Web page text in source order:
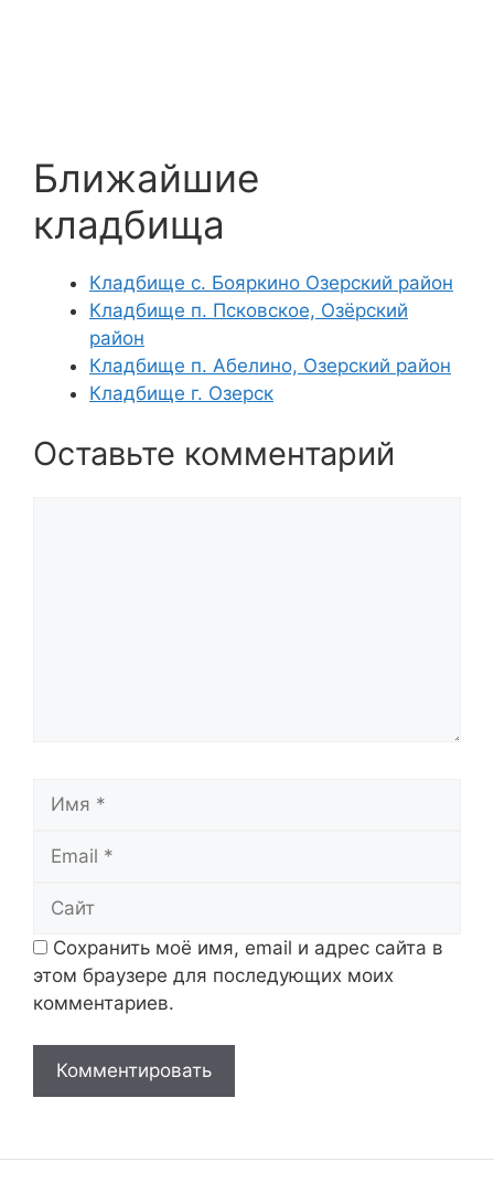
Ближайшие
кладбища
Кладбище с. Бояркино Озерский район
Кладбище п. Псковское, Озёрский
район
Кладбище п. Абелино, Озерский район
Кладбище г. Озерск
Оставьте комментарий
Сохранить моё имя, email и адрес сайта в
этом браузере для последующих моих
комментариев.